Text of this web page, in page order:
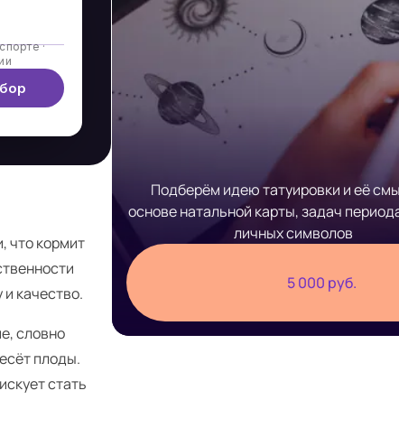
·
что кормит
качество.
словно
плоды.
стать
Подберём идею татуировки и её
основе натальной карты, задач
личных символов
5 000 руб.